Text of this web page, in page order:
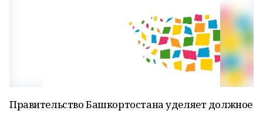
Правительство Башкортостана уделяет должное